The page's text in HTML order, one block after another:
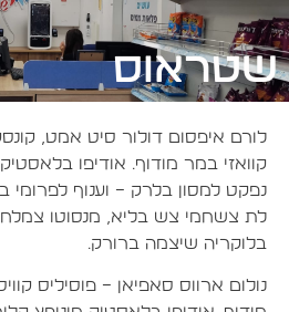
שטראוס
לורם איפסום דולור סיט אמט,
קוואזי במר מודוף. אודיפו
נפקט למסון בלרק – וענוף לפרומי
לת צשחמי צש בליא, מנסוטו צמלח
בלוקריה שיצמה ברורק.
נולום ארווס סאפיאן – פוסיליס